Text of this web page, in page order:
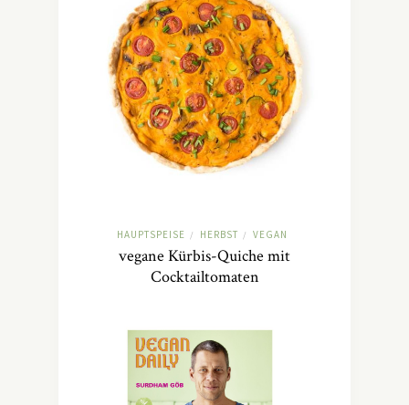
HAUPTSPEISE / HERBST / VEGAN
vegane Kürbis-Quiche mit
Cocktailtomaten